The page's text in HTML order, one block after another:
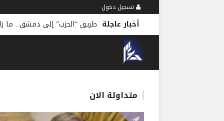
تسجيل دخول
أخبار عاجلة
طريق “الحزب” إلى دمشق.. ما زالت طويلة؟-منذ 5 دقائق
متداولة الان